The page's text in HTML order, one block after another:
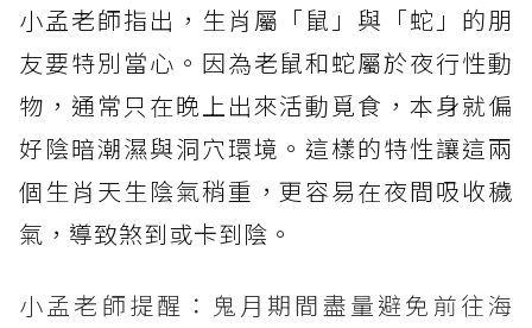
小孟老師指出，生肖屬「鼠」與「蛇」的朋
友要特別當心。因為老鼠和蛇屬於夜行性動
物，通常只在晚上出來活動覓食，本身就偏
好陰暗潮濕與洞穴環境。這樣的特性讓這兩
個生肖天生陰氣稍重，更容易在夜間吸收穢
氣，導致煞到或卡到陰。
小孟老師提醒：鬼月期間盡量避免前往海